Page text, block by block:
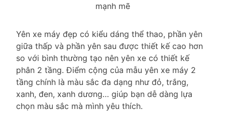
mạnh mẽ
Yên xe máy đẹp có kiểu dáng thể thao, phần yên
giữa thấp và phần yên sau được thiết kế cao hơn
so với bình thường tạo nên yên xe có thiết kế
phân 2 tầng. Điểm cộng của mẫu yên xe máy 2
tầng chính là màu sắc đa dạng như đỏ, trắng,
xanh, đen, xanh dương… giúp bạn dễ dàng lựa
chọn màu sắc mà mình yêu thích.